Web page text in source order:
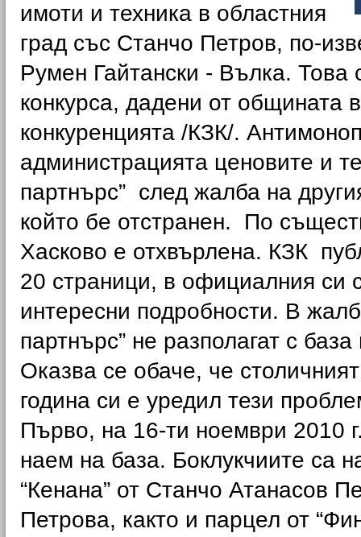
имоти и техника в областния
град със Станчо Петров, по-
Румен Гайтански - Вълка. Това
конкурса, дадени от общината
конкуренцията /КЗК/.
администрацията ценовите и
партнърс” след жалба на
който бе отстранен. По
Хасково е отхвърлена. КЗК
20 страници, в официалния си
интересни подробности. В
партнърс” не разполагат с
Оказва се обаче, че
година си е уредил тези
Първо, на 16-ти ноември 2010
наем на база. Боклукчиите са
“Кенана” от Станчо Атанасов
Петрова, както и парцел от